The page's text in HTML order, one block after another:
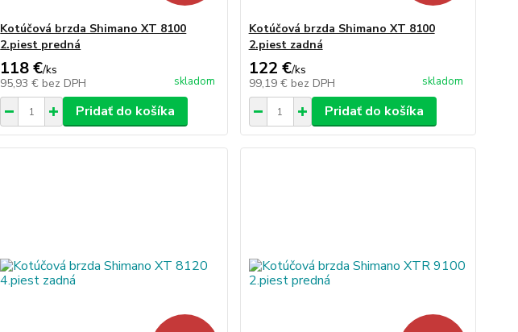
Kotúčová brzda Shimano XT 8100
2.piest predná
118 €/ks
95,93 € bez DPH skladom
Pridať do košíka
Kotúčová brzda Shimano XT 8100
2.piest zadná
122 €/ks
99,19 € bez DPH skladom
Pridať do košíka